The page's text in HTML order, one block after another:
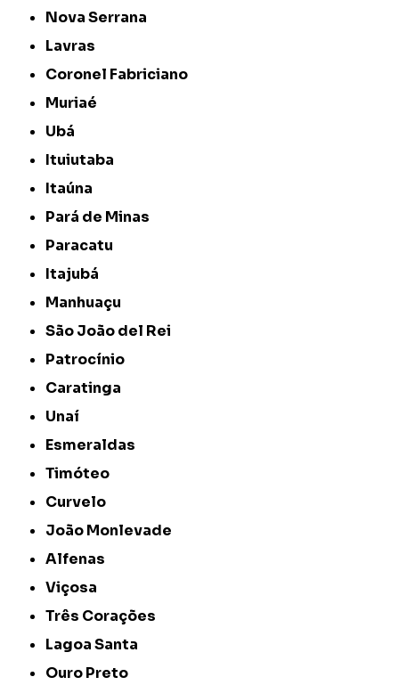
Nova Serrana
Lavras
Coronel Fabriciano
Muriaé
Ubá
Ituiutaba
Itaúna
Pará de Minas
Paracatu
Itajubá
Manhuaçu
São João del Rei
Patrocínio
Caratinga
Unaí
Esmeraldas
Timóteo
Curvelo
João Monlevade
Alfenas
Viçosa
Três Corações
Lagoa Santa
Ouro Preto